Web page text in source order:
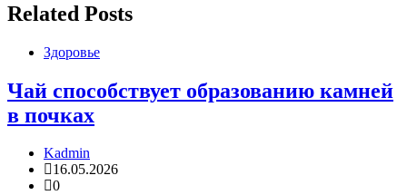
Related Posts
Здоровье
Чай способствует образованию камней
в почках
Kadmin
16.05.2026
0